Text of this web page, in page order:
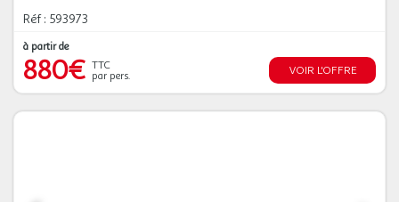
Réf : 593973
à partir de
880€ TTC
par pers.
VOIR L'OFFRE